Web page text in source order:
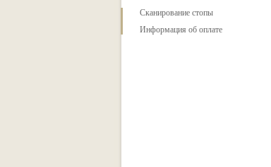
Сканирование стопы
Информация об оплате